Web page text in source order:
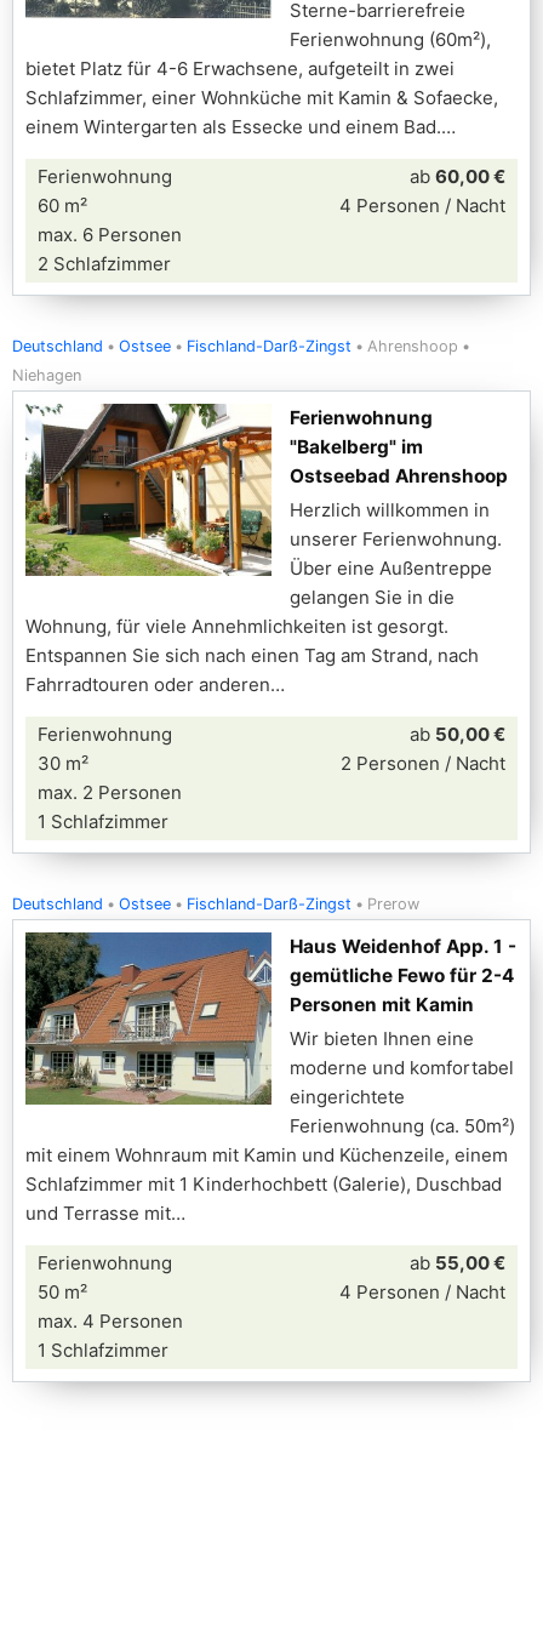
Sterne-barrierefreie
Ferienwohnung (60m²),
bietet Platz für 4-6 Erwachsene, aufgeteilt in zwei
Schlafzimmer, einer Wohnküche mit Kamin & Sofaecke,
einem Wintergarten als Essecke und einem Bad.
Ferienwohnung
60 m²
max. 6 Personen
2 Schlafzimmer
ab 60,00 €
4 Personen / Nacht
Deutschland Ostsee Fischland-Darß-Zingst
Ahrenshoop
Niehagen
Ferienwohnung
"Bakelberg" im
Ostseebad Ahrenshoop
Herzlich willkommen in
unserer Ferienwohnung.
Über eine Außentreppe
gelangen Sie in die
Wohnung, für viele Annehmlichkeiten ist gesorgt.
Entspannen Sie sich nach einen Tag am Strand, nach
Fahrradtouren oder anderen
Ferienwohnung
30 m²
max. 2 Personen
1 Schlafzimmer
ab 50,00 €
2 Personen / Nacht
Deutschland Ostsee Fischland-Darß-Zingst Prerow
Haus Weidenhof App. 1 -
gemütliche Fewo für 2-4
Personen mit Kamin
Wir bieten Ihnen eine
moderne und komfortabel
eingerichtete
Ferienwohnung (ca. 50m²)
mit einem Wohnraum mit Kamin und Küchenzeile, einem
Schlafzimmer mit 1 Kinderhochbett (Galerie), Duschbad
und Terrasse mit
Ferienwohnung
50 m²
max. 4 Personen
1 Schlafzimmer
ab 55,00 €
4 Personen / Nacht